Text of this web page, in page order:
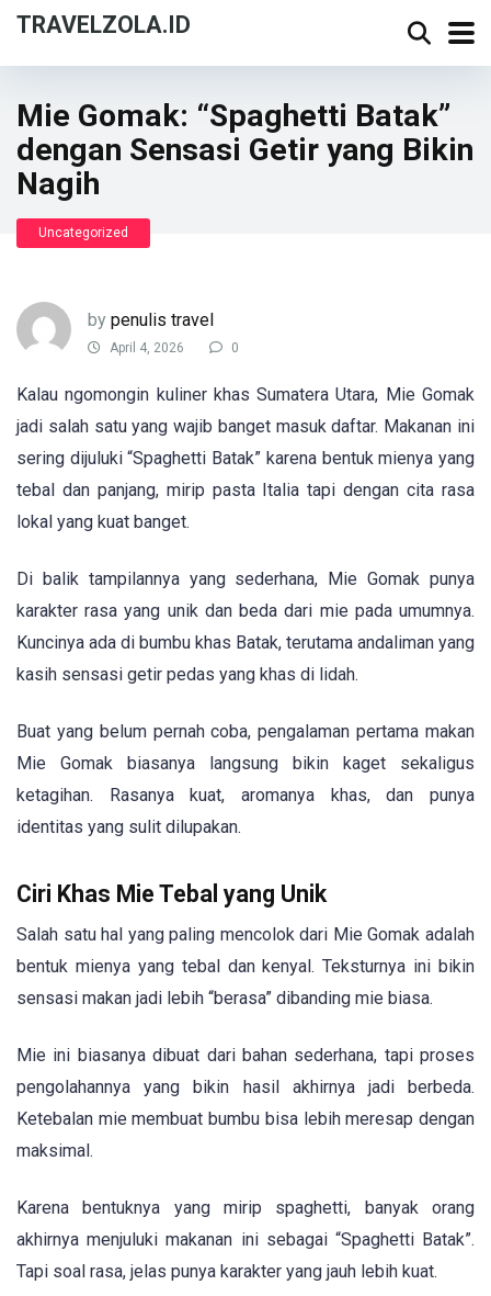
TRAVELZOLA.ID
Mie Gomak: “Spaghetti Batak”
dengan Sensasi Getir yang Bikin
Nagih
Uncategorized
by penulis travel
April 4, 2026 0
Kalau ngomongin kuliner khas Sumatera Utara, Mie Gomak
jadi salah satu yang wajib banget masuk daftar. Makanan ini
sering dijuluki “Spaghetti Batak” karena bentuk mienya yang
tebal dan panjang, mirip pasta Italia tapi dengan cita rasa
lokal yang kuat banget.
Di balik tampilannya yang sederhana, Mie Gomak punya
karakter rasa yang unik dan beda dari mie pada umumnya.
Kuncinya ada di bumbu khas Batak, terutama andaliman yang
kasih sensasi getir pedas yang khas di lidah.
Buat yang belum pernah coba, pengalaman pertama makan
Mie Gomak biasanya langsung bikin kaget sekaligus
ketagihan. Rasanya kuat, aromanya khas, dan punya
identitas yang sulit dilupakan.
Ciri Khas Mie Tebal yang Unik
Salah satu hal yang paling mencolok dari Mie Gomak adalah
bentuk mienya yang tebal dan kenyal. Teksturnya ini bikin
sensasi makan jadi lebih “berasa” dibanding mie biasa.
Mie ini biasanya dibuat dari bahan sederhana, tapi proses
pengolahannya yang bikin hasil akhirnya jadi berbeda.
Ketebalan mie membuat bumbu bisa lebih meresap dengan
maksimal.
Karena bentuknya yang mirip spaghetti, banyak orang
akhirnya menjuluki makanan ini sebagai “Spaghetti Batak”.
Tapi soal rasa, jelas punya karakter yang jauh lebih kuat.